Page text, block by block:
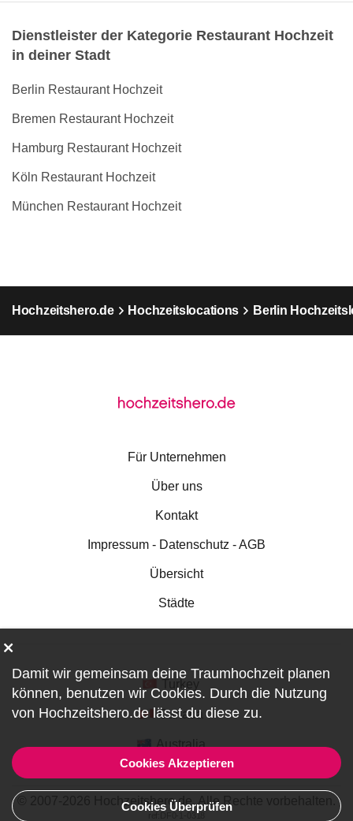
Dienstleister der Kategorie Restaurant Hochzeit
in deiner Stadt
Berlin Restaurant Hochzeit
Bremen Restaurant Hochzeit
Hamburg Restaurant Hochzeit
Köln Restaurant Hochzeit
München Restaurant Hochzeit
Hochzeitshero.de Hochzeitslocations Berlin
Für Unternehmen
Über uns
Kontakt
Impressum - Datenschutz - AGB
Übersicht
Städte
Canada
Australia
© 2007-2026 Hochzeitshero.de. Alle Rechte vorbehalten.
ref:DF0-1-0318
Damit wir gemeinsam deine Traumhochzeit planen
können, benutzen wir Cookies. Durch die Nutzung
von Hochzeitshero.de lässt du diese zu.
Cookies Akzeptieren
Cookies Überprüfen